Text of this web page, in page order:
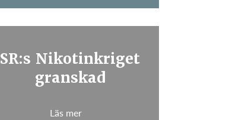
SR:s Nikotinkriget
granskad
Läs mer